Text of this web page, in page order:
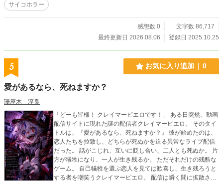
サイコホラー
感想数 0
文字数 86,717
最終更新日 2026.08.06
登録日 2025.10.25
5 お気に入り追加 0
愛があるなら、死ねますか？
珊座木 淳良
「どーも皆様！ クレイマーピエロです！」 ある日突然、動画
配信サイトに現れた謎の配信者クレイマーピエロ。 そのタイ
トルは、『愛があるなら、死ねますか？』 彼が始めたのは、
恋人たちを拉致し、どちらが死ぬかを迫る異常なライブ配信
だった。 話がこじれ、互いに貶し合い、二人とも死ぬか。 片
方が犠牲になり、一人が生き残るか。 ただそれだけの残酷な
ゲーム。 自己犠牲を選ぶ恋人を見ては歓喜し、生き残ろうと
する者を嘲笑うクレイマーピエロ。 配信は瞬く間に拡散さ